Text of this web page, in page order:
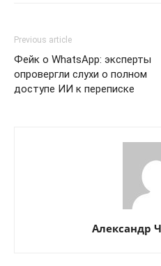
Previous article
Фейк о WhatsApp: эксперты
опровергли слухи о полном
доступе ИИ к переписке
Александр